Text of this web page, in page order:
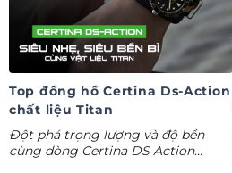
Top đồng hồ Certina Ds-Action
chất liệu Titan
Đột phá trọng lượng và độ bền
cùng dòng Certina DS Action